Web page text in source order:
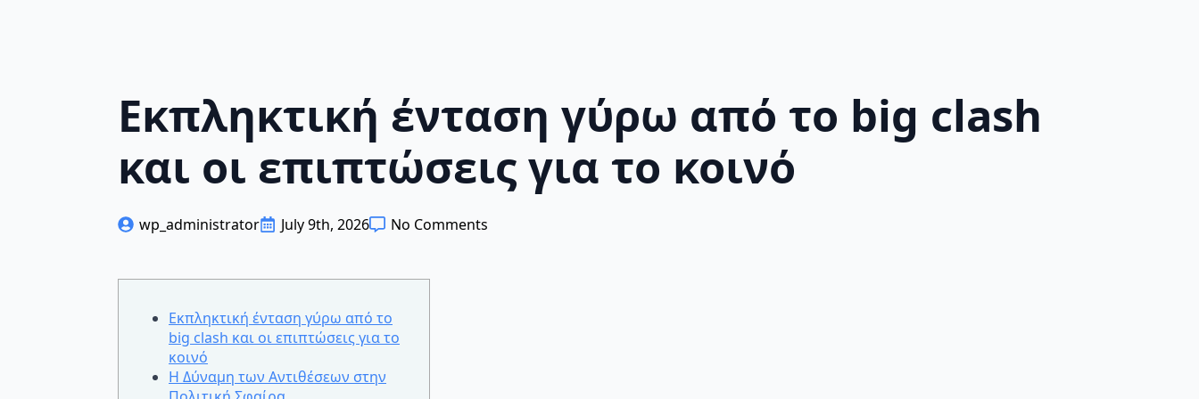
Εκπληκτική ένταση γύρω από το big clash
και οι επιπτώσεις για το κοινό
wp_administrator July 9th, 2026 No Comments
Εκπληκτική ένταση γύρω από το
big clash και οι επιπτώσεις για το
κοινό
Η Δύναμη των Αντιθέσεων στην